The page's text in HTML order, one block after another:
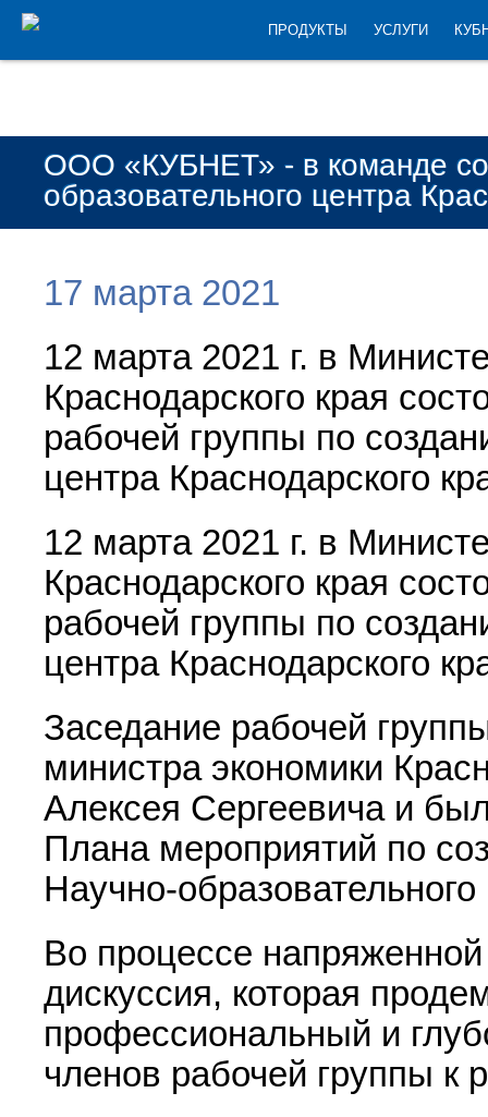
ПРОДУКТЫ УСЛУГИ
ООО «КУБНЕТ» - в команде
образовательного центра
17 марта 2021
12 марта 2021 г. в
Краснодарского края
рабочей группы по
центра Краснодарского
12 марта 2021 г. в
Краснодарского края
рабочей группы по
центра Краснодарского
Заседание рабочей
министра экономики
Алексея Сергеевича и
Плана мероприятий по
Научно-
Во процессе
дискуссия, которая
профессиональный и
членов рабочей группы к